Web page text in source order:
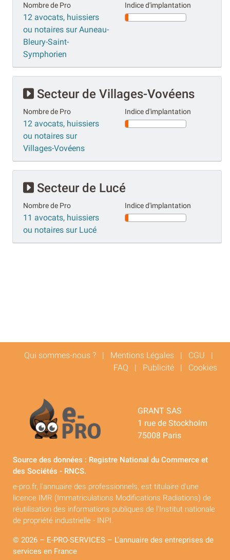
Nombre de Pro
12 avocats, huissiers
ou notaires sur Auneau-
Bleury-Saint-
Symphorien
Indice d'implantation
Secteur de Villages-Vovéens
Nombre de Pro
12 avocats, huissiers
ou notaires sur
Villages-Vovéens
Indice d'implantation
Secteur de Lucé
Nombre de Pro
11 avocats, huissiers
ou notaires sur Lucé
Indice d'implantation
Qui sommes-nous ? | Mentions Légales | CGU |
FAQ | Publicité | Cookies
GRANT SAS
1 rue de Stockholm
75008 Paris
Source des données : Registre National du Commerce et
des Sociétés - RNCS.
e-pro.fr, l'annuaire des professionnels, est titulaire d'une
licence IMR (Immatriculations Modifications Radiations) de
réutilisation des informations publiques de l'Institut nationale
de propriété industrielle - INPI.
© 2026 – E-PRO-SERVICES – L'annuaire des entreprises de
services en France